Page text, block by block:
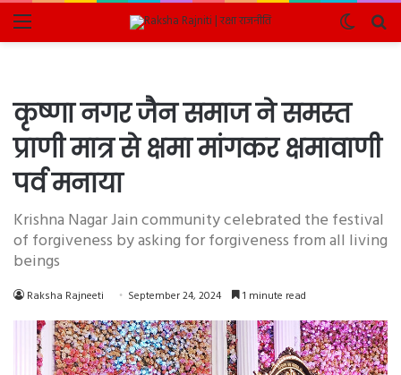
Menu
Switch
skin
कृष्णा नगर जैन समाज ने समस्त
प्राणी मात्र से क्षमा मांगकर क्षमावाणी
पर्व मनाया
Krishna Nagar Jain community celebrated the festival
of forgiveness by asking for forgiveness from all living
beings
Raksha Rajneeti September 24, 2024 1 minute read